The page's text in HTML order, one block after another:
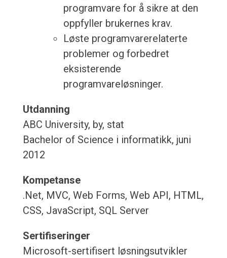
programvare for å sikre at den
oppfyller brukernes krav.
Løste programvarerelaterte
problemer og forbedret
eksisterende
programvareløsninger.
Utdanning
ABC University, by, stat
Bachelor of Science i informatikk, juni
2012
Kompetanse
.Net, MVC, Web Forms, Web API, HTML,
CSS, JavaScript, SQL Server
Sertifiseringer
Microsoft-sertifisert løsningsutvikler